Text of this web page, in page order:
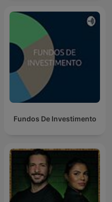
Fundos De Investimento